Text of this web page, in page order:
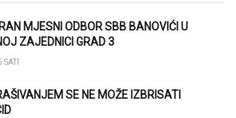
MJESNI ODBOR SBB BANOVIĆI U
ZAJEDNICI GRAD 3
SATI
SE NE MOŽE IZBRISATI